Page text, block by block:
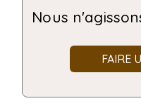
Nous
FAIRE